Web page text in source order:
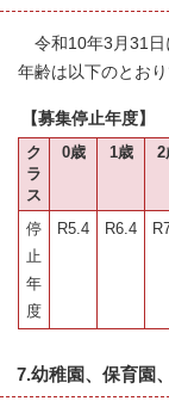
令和10年3月31日
年齢は以下のとおり
【募集停止年度】
ク
ラ
ス
0歳 1歳 2
停
止
年
度
R5.4 R6.4
7.幼稚園、保育園